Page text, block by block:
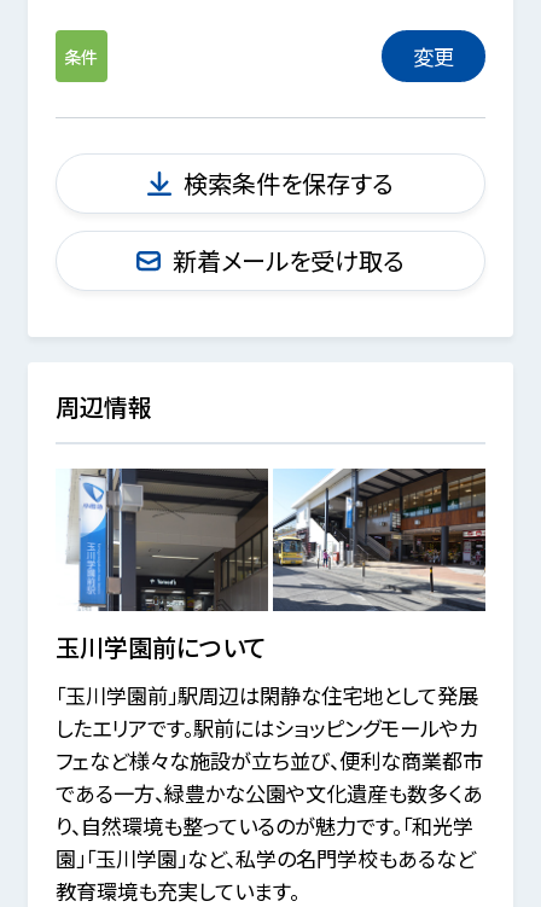
条件 変更
検索条件を保存する
新着メールを受け取る
周辺情報
玉川学園前について
「玉川学園前」駅周辺は閑静な住宅地として発展
したエリアです。駅前にはショッピングモールやカ
フェなど様々な施設が立ち並び、便利な商業都市
である一方、緑豊かな公園や文化遺産も数多くあ
り、自然環境も整っているのが魅力です。「和光学
園」「玉川学園」など、私学の名門学校もあるなど
教育環境も充実しています。